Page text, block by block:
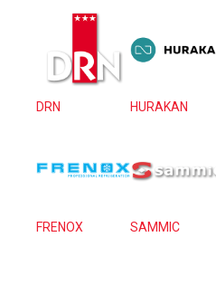
DRN HURAKAN
FRENOX SAMMIC